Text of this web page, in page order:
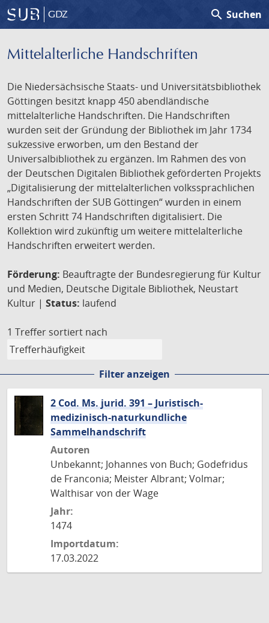
GDZ search Suchen
Mittelalterliche Handschriften
Die Niedersächsische Staats- und Universitätsbibliothek
Göttingen besitzt knapp 450 abendländische
mittelalterliche Handschriften. Die Handschriften
wurden seit der Gründung der Bibliothek im Jahr 1734
sukzessive erworben, um den Bestand der
Universalbibliothek zu ergänzen. Im Rahmen des von
der Deutschen Digitalen Bibliothek geförderten Projekts
„Digitalisierung der mittelalterlichen volkssprachlichen
Handschriften der SUB Göttingen“ wurden in einem
ersten Schritt 74 Handschriften digitalisiert. Die
Kollektion wird zukünftig um weitere mittelalterliche
Handschriften erweitert werden.
Förderung: Beauftragte der Bundesregierung für Kultur
und Medien, Deutsche Digitale Bibliothek, Neustart
Kultur | Status: laufend
1 Treffer sortiert nach
Filter anzeigen
2 Cod. Ms. jurid. 391 – Juristisch-
medizinisch-naturkundliche
Sammelhandschrift
Autoren
Unbekannt; Johannes von Buch; Godefridus
de Franconia; Meister Albrant; Volmar;
Walthisar von der Wage
Jahr:
1474
Importdatum:
17.03.2022